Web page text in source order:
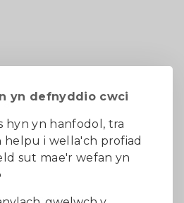
yn defnyddio cwci
hyn yn hanfodol, tra
helpu i wella'ch profiad
sut mae'r wefan yn
Hygyrchedd